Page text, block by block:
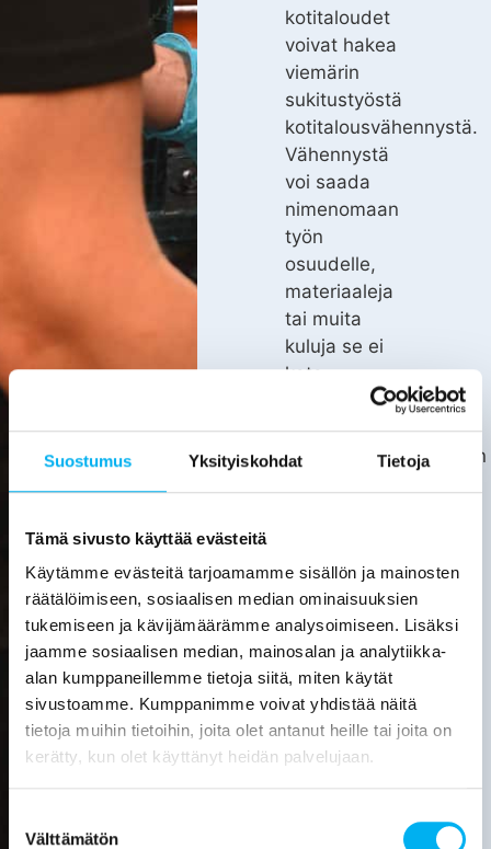
Suostumus Yksityiskohdat Tietoja
Tämä sivusto käyttää evästeitä
Käytämme evästeitä tarjoamamme sisällön ja mainosten
räätälöimiseen, sosiaalisen median ominaisuuksien
tukemiseen ja kävijämäärämme analysoimiseen. Lisäksi
jaamme sosiaalisen median, mainosalan ja analytiikka-
alan kumppaneillemme tietoja siitä, miten käytät
sivustoamme. Kumppanimme voivat yhdistää näitä
tietoja muihin tietoihin, joita olet antanut heille tai joita on
kerätty, kun olet käyttänyt heidän palvelujaan.
valinta
Välttämätön
kotitaloudet
voivat hakea
viemärin
sukitustyöstä
kotitalousvähennystä.
Vähennystä
voi saada
nimenomaan
työn
osuudelle,
materiaaleja
tai muita
kuluja se ei
kata.
huolehtii
kotitalousvähennyksen
tiedot
löytyvät
verottajan
sivuilta.
Laske
viemärin
sukituksen
hinta